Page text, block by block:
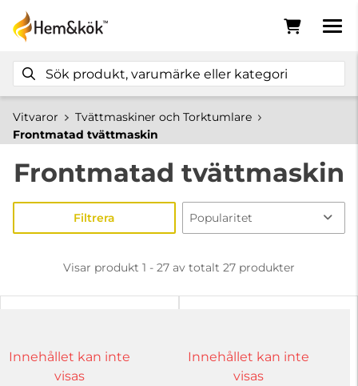
Vitvaror
Tvättmaskiner och Torktumlare
Frontmatad tvättmaskin
Frontmatad tvättmaskin
Filtrera
Visar produkt 1 - 27 av totalt 27 produkter
Innehållet kan inte
visas
Innehållet kan inte
visas